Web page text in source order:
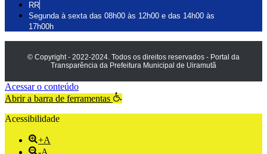
RR
Segunda à sexta das 08h00 às 12h00 e das 14h00 às
17h00h
© Copyright - 2022-2024. Todos os direitos reservados - Portal da
Transparência da Prefeitura Municipal de Uiramutã
Acessar o conteúdo
Abrir a barra de ferramentas
Acessibilidade
+A
-A